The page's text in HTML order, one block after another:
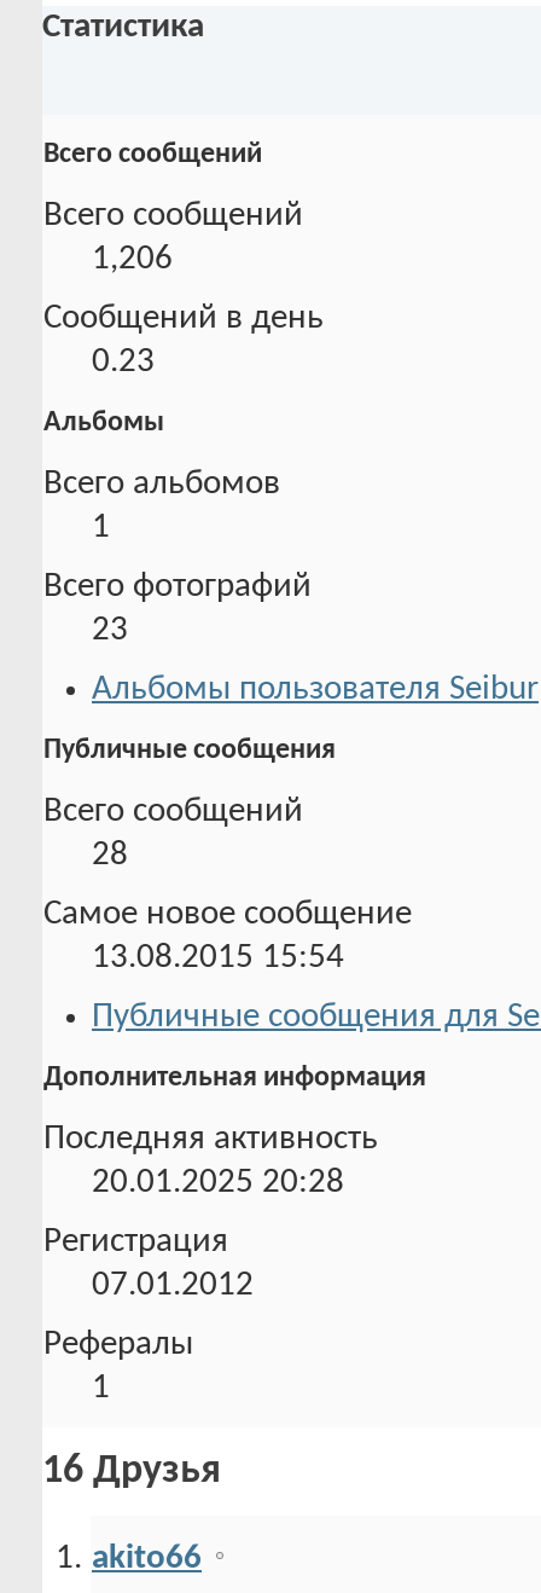
Статистика
Всего сообщений
Всего сообщений
1,206
Сообщений в день
0.23
Альбомы
Всего альбомов
1
Всего фотографий
23
Альбомы пользователя Seibur
Публичные сообщения
Всего сообщений
28
Самое новое сообщение
13.08.2015 15:54
Публичные сообщения для
Дополнительная информация
Последняя активность
20.01.2025 20:28
Регистрация
07.01.2012
Рефералы
1
16 Друзья
akito66